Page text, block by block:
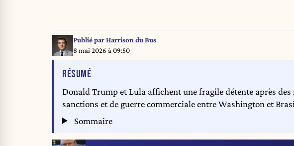
Publié parHarrison du Bus
8 mai 2026 à 09:50
RÉSUMÉDE L'ARTICLE
Donald Trump et Lula affichent une fragile détente après
sanctions et de guerre commerciale entre Washington et
Sommaire